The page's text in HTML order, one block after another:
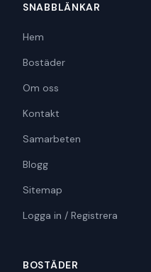
SNABBLÄNKAR
Hem
Bostäder
Om oss
Kontakt
Samarbeten
Blogg
Sitemap
Logga in / Registrera
BOSTÄDER